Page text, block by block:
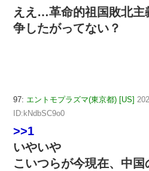
ええ…革命的祖国敗北主
争したがってない？
97: エントモプラズマ(東京都) [US]
ID:kNdbSC9o0
>>1
いやいや
こいつらが今現在、中